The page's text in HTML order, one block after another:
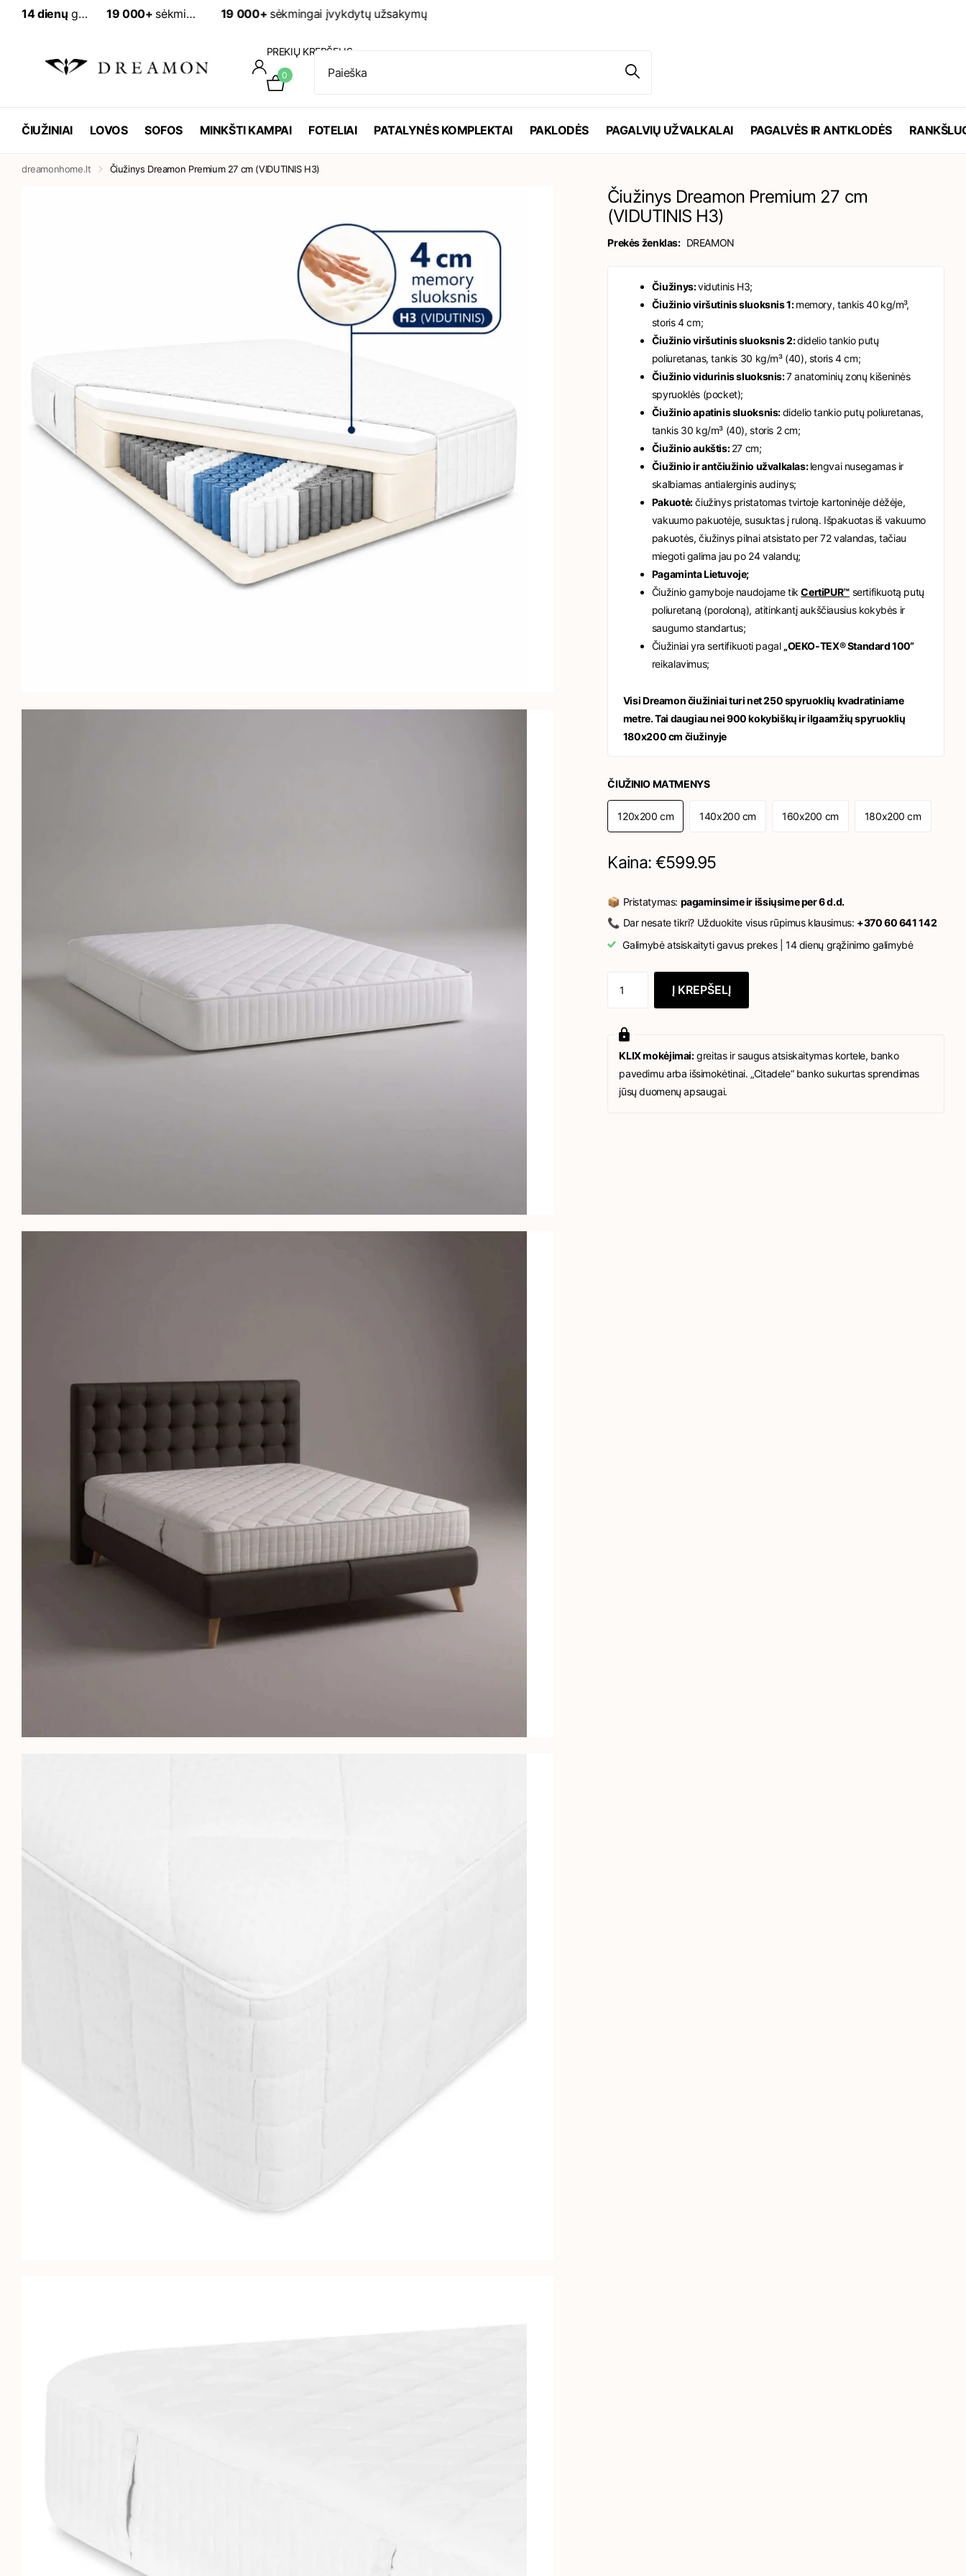
14 dienų grąžinimo galimybė 19 000+ sėkmingai įvykdytų užsakymų 19 000+sėkmingai įvykdytų užsakymų
PREKIŲ KREPŠELIS
0
ČIUŽINIAI LOVOS SOFOS MINKŠTI KAMPAI FOTELIAI PATALYNĖS KOMPLEKTAI PAKLODĖS PAGALVIŲ UŽVALKALAI PAGALVĖS IR ANTKLODĖS
dreamonhome.lt Čiužinys Dreamon Premium 27 cm (VIDUTINIS H3)
Čiužinys Dreamon Premium 27 cm
(VIDUTINIS H3)
Prekės ženklas: DREAMON
Čiužinys:vidutinis H3;
Čiužinio viršutinis sluoksnis 1:memory, tankis 40 kg/m³,
storis 4 cm;
Čiužinio viršutinis sluoksnis 2:didelio tankio putų
poliuretanas, tankis 30 kg/m³ (40), storis 4 cm;
Čiužinio vidurinis sluoksnis:7 anatominių zonų kišeninės
spyruoklės (pocket);
Čiužinio apatinis sluoksnis:didelio tankio putų poliuretanas,
tankis 30 kg/m³ (40), storis 2 cm;
Čiužinio aukštis:27 cm;
Čiužinio ir antčiužinio užvalkalas:lengvai nusegamas ir
skalbiamas antialerginis audinys;
Pakuotė:čiužinys pristatomas tvirtoje kartoninėje dėžėje,
vakuumo pakuotėje, susuktas į ruloną. Išpakuotas iš vakuumo
pakuotės, čiužinys pilnai atsistato per 72 valandas, tačiau
miegoti galima jau po 24 valandų;
Pagaminta Lietuvoje;
Čiužinio gamyboje naudojame tikCertiPUR™sertifikuotą putų
poliuretaną (poroloną), atitinkantį aukščiausius kokybės ir
saugumo standartus;
Čiužiniai yra sertifikuoti pagal „OEKO-TEX® Standard 100“
reikalavimus;
Visi Dreamon čiužiniai turi net 250 spyruoklių kvadratiniame
metre. Tai daugiau nei 900 kokybiškų ir ilgaamžių spyruoklių
180x200 cm čiužinyje
ČIUŽINIO MATMENYS
120x200 cm 140x200 cm 160x200 cm 180x200 cm
Kaina: €599.95
📦 Pristatymas: pagaminsime ir išsiųsime per 6 d.d.
📞 Dar nesate tikri? Užduokite visus rūpimus klausimus: +370 60 641 142
Galimybė atsiskaityti gavus prekes | 14 dienų grąžinimo galimybė
Į KREPŠELĮ
KLIX mokėjimai:greitas ir saugus atsiskaitymas kortele, banko
pavedimu arba išsimokėtinai. „Citadele“ banko sukurtas sprendimas
jūsų duomenų apsaugai.